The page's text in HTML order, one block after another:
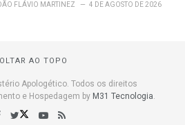
FLÁVIO MARTINEZ 4 DE AGOSTO DE 2026
AO TOPO
Apologético. Todos os direitos
e Hospedagem by M31 Tecnologia.